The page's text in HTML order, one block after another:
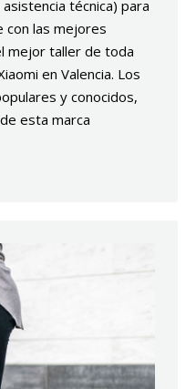
técnica) para
con las mejores
mejor taller de toda
en Valencia. Los
y conocidos,
esta marca